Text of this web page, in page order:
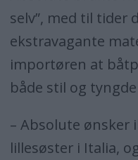
selv”, med til tider
ekstravagante
importøren at
både stil og
– Absolute ønsker
lillesøster i Italia,